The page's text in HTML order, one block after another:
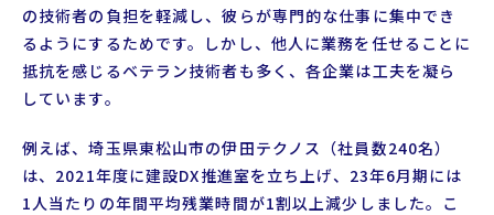
の技術者の負担を軽減し、彼らが専門的な仕事に集中でき
るようにするためです。しかし、他人に業務を任せることに
抵抗を感じるベテラン技術者も多く、各企業は工夫を凝ら
しています。
例えば、埼玉県東松山市の伊田テクノス（社員数240名）
は、2021年度に建設DX推進室を立ち上げ、23年6月期には
1人当たりの年間平均残業時間が1割以上減少しました。こ